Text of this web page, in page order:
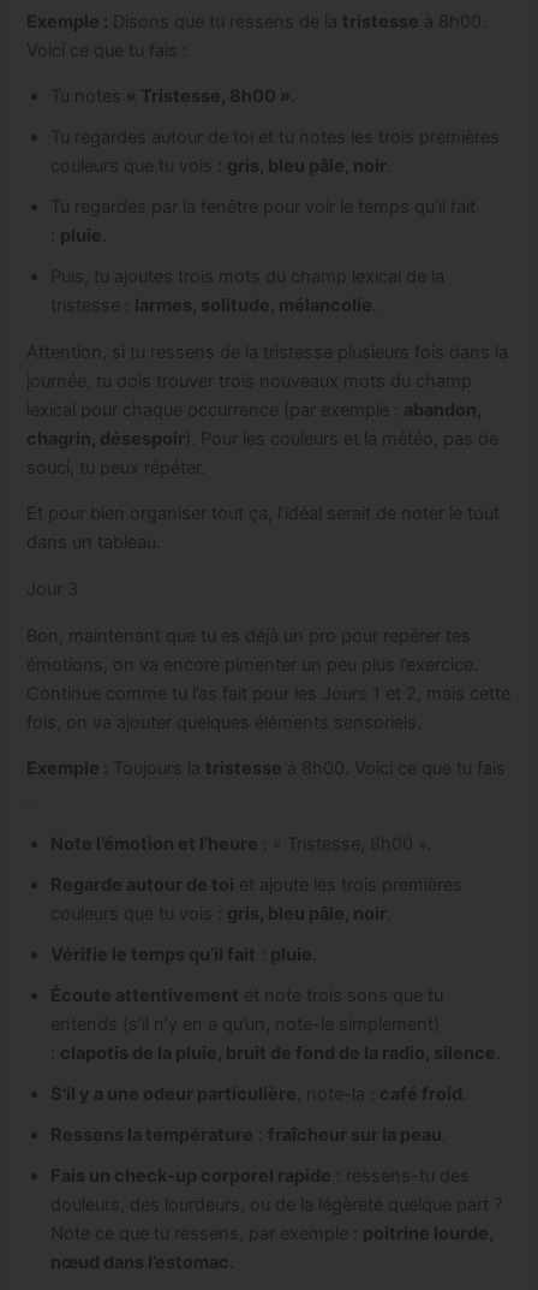
Exemple : Disons que tu ressens de la tristesse à 8h00.
Voici ce que tu fais :
Tu notes « Tristesse, 8h00 »
Tu regardes autour de toi et tu notes les trois premières
couleurs que tu vois : gris, bleu pâle, noir
Tu regardes par la fenêtre pour voir le temps qu’il fait
pluie
Puis, tu ajoutes trois mots du champ lexical de la
tristesse : larmes, solitude, mélancolie
Attention, si tu ressens de la tristesse plusieurs fois dans la
journée, tu dois trouver trois nouveaux mots du champ
lexical pour chaque occurrence (par exemple : abandon,
chagrin, désespoir). Pour les couleurs et la météo, pas de
souci, tu peux répéter.
Et pour bien organiser tout ça, l’idéal serait de noter le tout
dans un tableau.
Jour 3
Bon, maintenant que tu es déjà un pro pour repérer tes
émotions, on va encore pimenter un peu plus l’exercice.
Continue comme tu l’as fait pour les Jours 1 et 2, mais cette
fois, on va ajouter quelques éléments sensoriels.
Exemple : Toujours la tristesse à 8h00. Voici ce que tu fais
Note l’émotion et l’heure : « Tristesse, 8h00 ».
Regarde autour de toi et ajoute les trois premières
couleurs que tu vois : gris, bleu pâle, noir
Vérifie le temps qu’il fait
pluie
Écoute attentivement et note trois sons que tu
entends (s’il n’y en a qu’un, note-le simplement)
clapotis de la pluie, bruit de fond de la radio, silence
S’il y a une odeur particulière , note-la : café froid
Ressens la température
fraîcheur sur la peau
Fais un check-up corporel rapide : ressens-tu des
douleurs, des lourdeurs, ou de la légèreté quelque part ?
Note ce que tu ressens, par exemple : poitrine lourde,
nœud dans l’estomac